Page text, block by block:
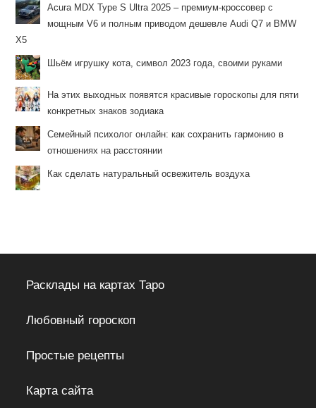
Acura MDX Type S Ultra 2025 – премиум-кроссовер с
мощным V6 и полным приводом дешевле Audi Q7 и BMW
X5
Шьём игрушку кота, символ 2023 года, своими руками
На этих выходных появятся красивые гороскопы для пяти
конкретных знаков зодиака
Семейный психолог онлайн: как сохранить гармонию в
отношениях на расстоянии
Как сделать натуральный освежитель воздуха
Расклады на картах Таро
Любовный гороскоп
Простые рецепты
Карта сайта